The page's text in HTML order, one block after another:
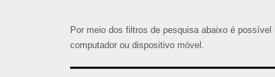
Por meio dos filtros de pesquisa abaixo é
computador ou dispositivo móvel.